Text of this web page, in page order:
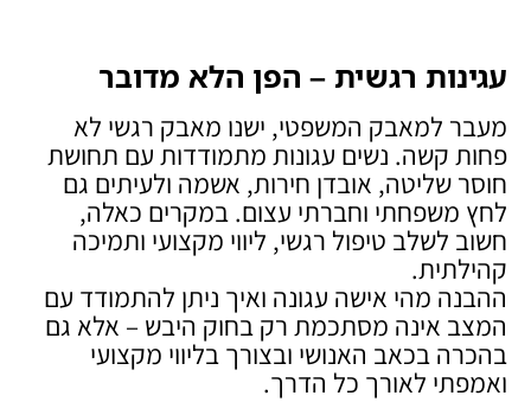
עגינות רגשית – הפן הלא מדובר
מעבר למאבק המשפטי, ישנו מאבק רגשי לא
פחות קשה. נשים עגונות מתמודדות עם תחושת
חוסר שליטה, אובדן חירות, אשמה ולעיתים גם
לחץ משפחתי וחברתי עצום. במקרים כאלה,
חשוב לשלב טיפול רגשי, ליווי מקצועי ותמיכה
קהילתית.
ההבנה מהי אישה עגונה ואיך ניתן להתמודד עם
המצב אינה מסתכמת רק בחוק היבש – אלא גם
בהכרה בכאב האנושי ובצורך בליווי מקצועי
ואמפתי לאורך כל הדרך.